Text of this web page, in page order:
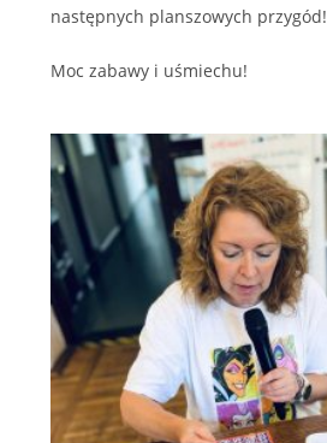
następnych planszowych przygód!
Moc zabawy i uśmiechu!